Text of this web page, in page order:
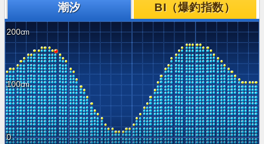
潮汐 BI（爆釣指数）
200
100
0